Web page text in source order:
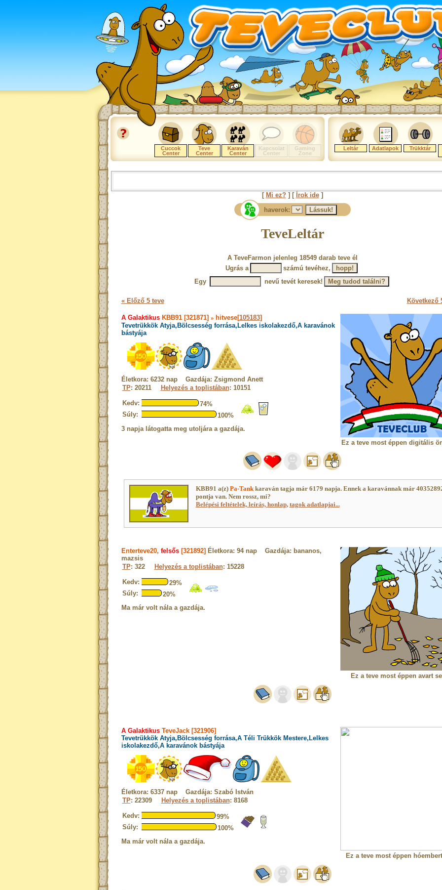
Cuccok
Center
Teve
Center
Karaván
Center
Kapcsolat
Center
Gaming
Zone
Leltár Adatlapok Trükktár
[ Mi ez?] [ Írok ide]
haverok:
TeveLeltár
A TeveFarmon jelenleg 18549 darab teve él
Ugrás a
számú tevéhez,
Egy
nevű tevét keresek!
« Előző 5 teve Következő
A GalaktikusKBB91 [321871] » hitvese[105183]
Tevetrükkök Atyja,Bölcsesség forrása,Lelkes iskolakezdő,A karavánok
bástyája
Életkora: 6232 nap Gazdája: Zsigmond Anett
TP: 20211 Helyezés a toplistában: 10151
Kedv:
74%
Súly:
100%
3 napja látogatta meg utoljára a gazdája.
Ez a teve most éppen digitális
KBB91 a(z) Pa-Tankkaraván tagja már 6179 napja. Ennek a karavánnak már
pontja van. Nem rossz, mi?
Belépési feltételek, leírás, honlap, tagok adatlapjai...
Enterteve20, felsős[321892] Életkora: 94 nap Gazdája: bananos,
mazsis
TP: 322 Helyezés a toplistában: 15228
Kedv:
29%
Súly:
20%
Ma már volt nála a gazdája.
Ez a teve most éppen avart
A GalaktikusTeveJack [321906]
Tevetrükkök Atyja,Bölcsesség forrása,A Téli Trükkök Mestere,Lelkes
iskolakezdő,A karavánok bástyája
Életkora: 6337 nap Gazdája: Szabó István
TP: 22309 Helyezés a toplistában: 8168
Kedv:
99%
Súly:
100%
Ma már volt nála a gazdája.
Ez a teve most éppen